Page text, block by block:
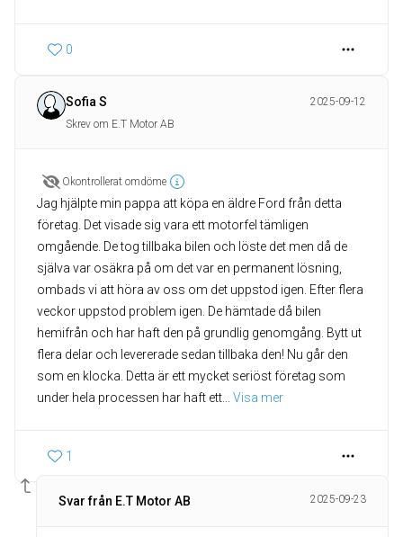
0
Sofia S
2025-09-12
Skrev om E.T Motor AB
Okontrollerat omdöme
Jag hjälpte min pappa att köpa en äldre Ford från detta
företag. Det visade sig vara ett motorfel tämligen
omgående. De tog tillbaka bilen och löste det men då de
själva var osäkra på om det var en permanent lösning,
ombads vi att höra av oss om det uppstod igen. Efter flera
veckor uppstod problem igen. De hämtade då bilen
hemifrån och har haft den på grundlig genomgång. Bytt ut
flera delar och levererade sedan tillbaka den! Nu går den
som en klocka. Detta är ett mycket seriöst företag som
under hela processen har haft ett
Visa mer
1
Svar från E.T Motor AB 2025-09-23